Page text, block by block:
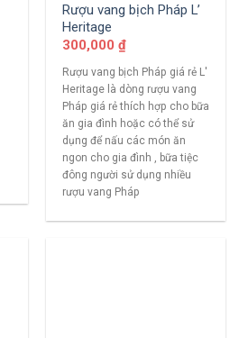
Rượu vang bịch Pháp L’
Heritage
300,000 ₫
Rượu vang bịch Pháp giá rẻ L'
Heritage là dòng rượu vang
Pháp giá rẻ thích hợp cho bữa
ăn gia đình hoặc có thể sử
dụng để nấu các món ăn
ngon cho gia đình , bữa tiệc
đông người sử dụng nhiều
rượu vang Pháp